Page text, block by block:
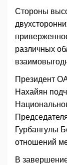
Стороны
различных
Президент
Нахайян
Гурбангулы
отношений
В